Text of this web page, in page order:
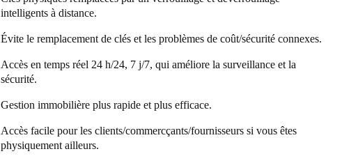
intelligents à distance.
Évite le remplacement de clés et les problèmes de coût/sécurité connexes.
Accès en temps réel 24 h/24, 7 j/7, qui améliore la surveillance et la
sécurité.
Gestion immobilière plus rapide et plus efficace.
Accès facile pour les clients/commercçants/fournisseurs si vous êtes
physiquement ailleurs.